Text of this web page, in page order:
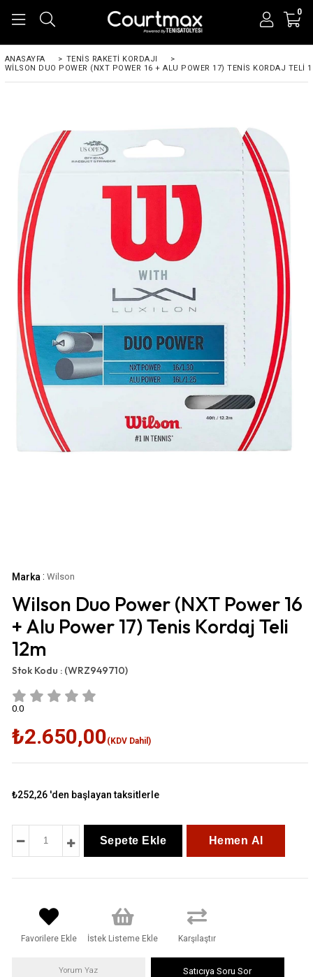
0
ANASAYFA > TENIS RAKETI KORDAJI
>
WILSON DUO POWER (NXT POWER 16 + ALU POWER 17) TENIS KORDAJ TELI
Marka : Wilson
Wilson Duo Power (NXT Power 16
+ Alu Power 17) Tenis Kordaj Teli
12m
Stok Kodu : (WRZ949710)
0.0
₺2.650,00(KDV Dahil)
₺252,26 'den başlayan taksitlerle
Favorilere Ekle İstek Listeme Ekle Karşılaştır
Yorum Yaz Satıcıya Soru Sor